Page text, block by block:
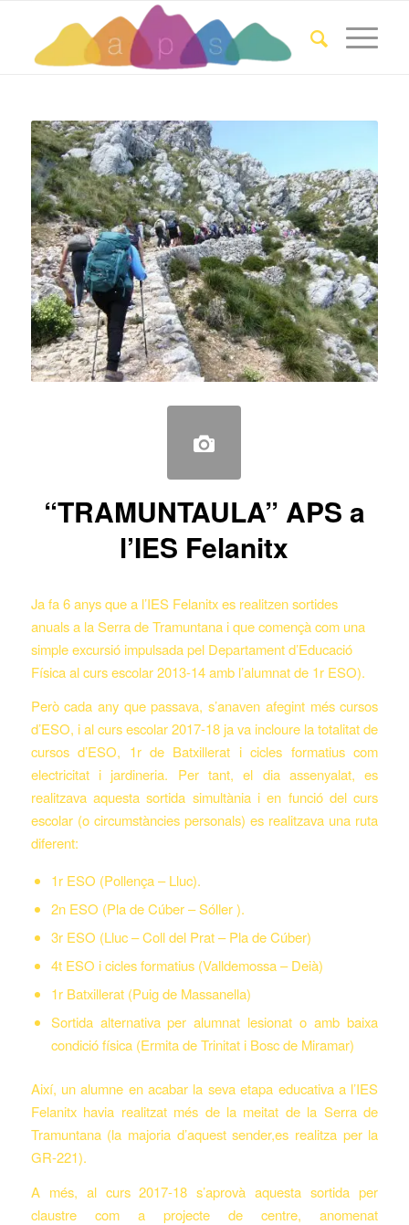
“TRAMUNTAULA” APS a
l’IES Felanitx
Ja fa 6 anys que a l’IES Felanitx es realitzen sortides
anuals a la Serra de Tramuntana i que començà com una
simple excursió impulsada pel Departament d’Educació
Física al curs escolar 2013-14 amb l’alumnat de 1r ESO).
Però cada any que passava, s’anaven afegint més cursos
d’ESO, i al curs escolar 2017-18 ja va incloure la totalitat de
cursos d’ESO, 1r de Batxillerat i cicles formatius com
electricitat i jardineria. Per tant, el dia assenyalat, es
realitzava aquesta sortida simultània i en funció del curs
escolar (o circumstàncies personals) es realitzava una ruta
diferent:
1r ESO (Pollença – Lluc).
2n ESO (Pla de Cúber – Sóller ).
3r ESO (Lluc – Coll del Prat – Pla de Cúber)
4t ESO i cicles formatius (Valldemossa – Deià)
1r Batxillerat (Puig de Massanella)
Sortida alternativa per alumnat lesionat o amb baixa
condició física (Ermita de Trinitat i Bosc de Miramar)
Així, un alumne en acabar la seva etapa educativa a l’IES
Felanitx havia realitzat més de la meitat de la Serra de
Tramuntana (la majoria d’aquest sender,es realitza per la
GR-221).
A més, al curs 2017-18 s’aprovà aquesta sortida per
claustre com a projecte de centre, anomenat